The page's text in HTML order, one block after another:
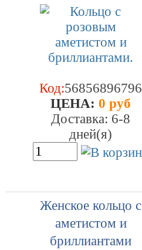
Код:56856896796
ЦEHA: 0 руб
Доставка: 6-8
дней(я)
Женское кольцо с
аметистом и
бриллиантами